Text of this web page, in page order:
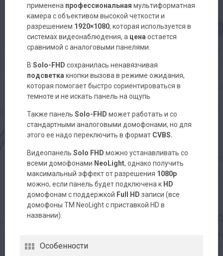
применена профессиональная мультиформатная
камера с объективом высокой четкости и
разрешением 1920×1080, которая используется в
системах видеонаблюдения, а цена остается
сравнимой с аналоговыми панелями.
В Solo-FHD сохранилась ненавязчивая
подсветка кнопки вызова в режиме ожидания,
которая помогает быстро сориентироваться в
темноте и не искать панель на ощупь
Также панель Solo-FHD может работать и со
стандартными аналоговыми домофонами, но для
этого ее надо переключить в формат CVBS.
Видеопанель Solo FHD можно устанавливать со
всеми домофонами NeoLight, однако получить
максимальный эффект от разрешения 1080р
можно, если панель будет подключена к HD
домофонам с поддержкой Full HD записи (все
домофоны ТМ NeoLight с приставкой HD в
названии).
Особенности